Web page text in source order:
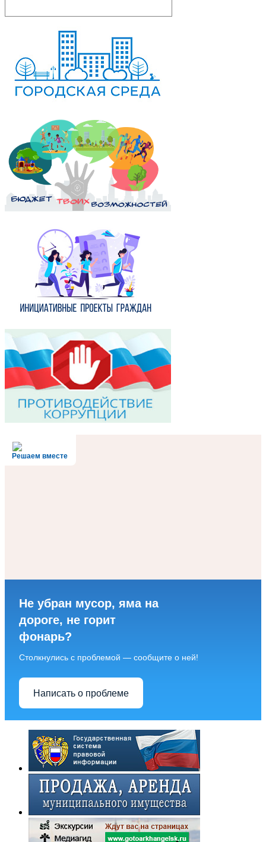
Решаем вместе
Не убран мусор, яма на
дороге, не горит
фонарь?
Столкнулись с проблемой — сообщите о ней!
Написать о проблеме